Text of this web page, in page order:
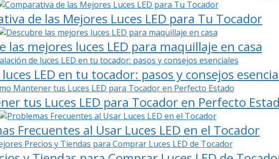
de las Mejores Luces LED para Tu Tocador
las mejores luces LED para maquillaje en casa
LED en tu tocador: pasos y consejos
tus Luces LED para Tocador en Perfecto
Frecuentes al Usar Luces LED en el Tocador